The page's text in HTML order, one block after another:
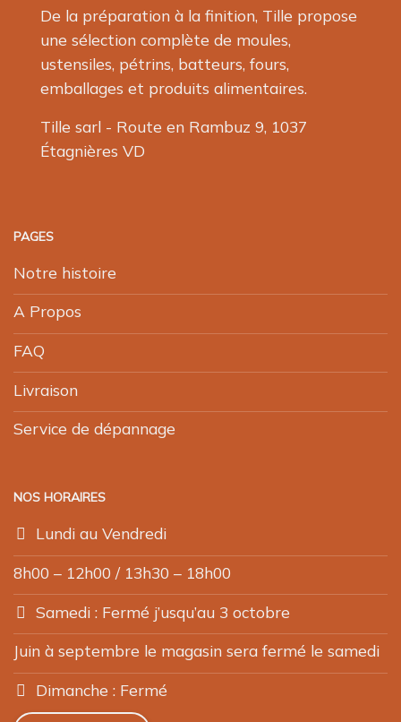
produit
De la préparation à la finition, Tille propose
une sélection complète de moules,
ustensiles, pétrins, batteurs, fours,
emballages et produits alimentaires.
Tille sarl - Route en Rambuz 9, 1037
Étagnières VD
PAGES
Notre histoire
A Propos
FAQ
Livraison
Service de dépannage
NOS HORAIRES
Lundi au Vendredi
8h00 – 12h00 / 13h30 – 18h00
Samedi : Fermé j’usqu’au 3 octobre
Juin à septembre le magasin sera fermé le samedi
Dimanche : Fermé